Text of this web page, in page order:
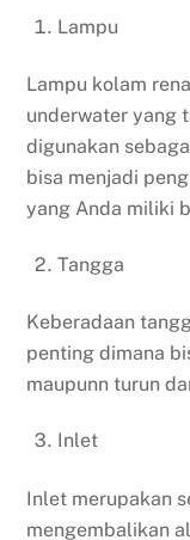
Lampu
Lampu kolam
underwater yang
digunakan
bisa menjadi
yang Anda miliki
Tangga
Keberadaan
penting dimana
maupunn turun
Inlet
Inlet merupakan
mengembalikan